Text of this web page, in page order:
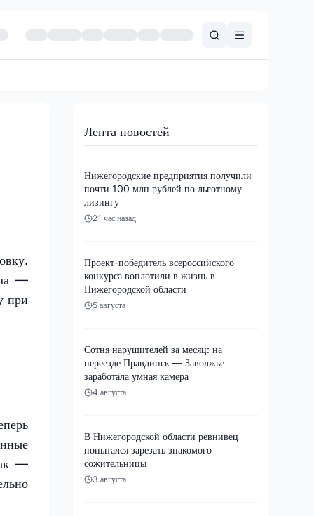
—
при
—
Лента новостей
Нижегородские предприятия получили
почти 100 млн рублей по льготному
лизингу
21 час назад
Проект-победитель всероссийского
конкурса воплотили в жизнь в
Нижегородской области
5 августа
Сотня нарушителей за месяц: на
переезде Правдинск — Заволжье
заработала умная камера
4 августа
В Нижегородской области ревнивец
попытался зарезать знакомого
сожительницы
3 августа